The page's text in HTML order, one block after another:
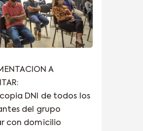
A
DNI de todos los
del grupo
con domicilio